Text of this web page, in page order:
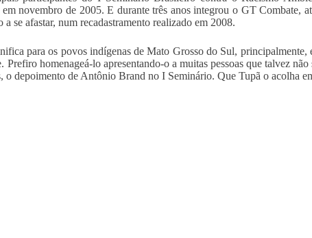
novembro de 2005. E durante três anos integrou o GT Combate,
se afastar, num recadastramento realizado em 2008.
para os povos indígenas de Mato Grosso do Sul, principalmente,
Prefiro homenageá-lo apresentando-o a muitas pessoas que talvez
depoimento de Antônio Brand no I Seminário. Que Tupã o acolha